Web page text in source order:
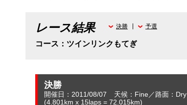
レース結果
コース：ツインリンクもてぎ
決勝 予選
決勝
開催日：2011/08/07 天候：Fine 路面：Dry
(4.801 km x 15laps = 72.015km)